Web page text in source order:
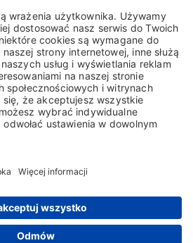
OCHRONA DANYCH